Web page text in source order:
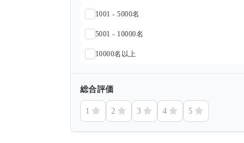
1001 - 5000名
5001 - 10000名
10000名以上
総合評価
1 2 3 4 5